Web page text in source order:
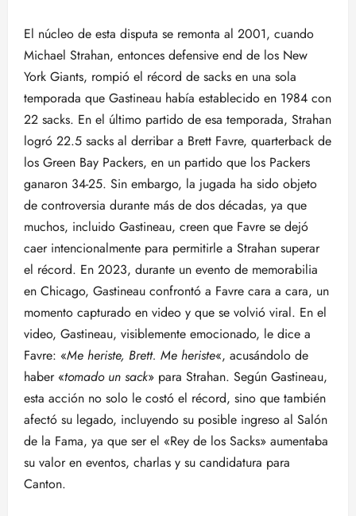
El núcleo de esta disputa se remonta al 2001, cuando
Michael Strahan, entonces defensive end de los New
York Giants, rompió el récord de sacks en una sola
temporada que Gastineau había establecido en 1984 con
22 sacks. En el último partido de esa temporada, Strahan
logró 22.5 sacks al derribar a Brett Favre, quarterback de
los Green Bay Packers, en un partido que los Packers
ganaron 34-25. Sin embargo, la jugada ha sido objeto
de controversia durante más de dos décadas, ya que
muchos, incluido Gastineau, creen que Favre se dejó
caer intencionalmente para permitirle a Strahan superar
el récord. En 2023, durante un evento de memorabilia
en Chicago, Gastineau confrontó a Favre cara a cara, un
momento capturado en video y que se volvió viral. En el
video, Gastineau, visiblemente emocionado, le dice a
Favre: «Me heriste, Brett. Me heriste«, acusándolo de
haber «tomado un sack» para Strahan. Según Gastineau,
esta acción no solo le costó el récord, sino que también
afectó su legado, incluyendo su posible ingreso al Salón
de la Fama, ya que ser el «Rey de los Sacks» aumentaba
su valor en eventos, charlas y su candidatura para
Canton.